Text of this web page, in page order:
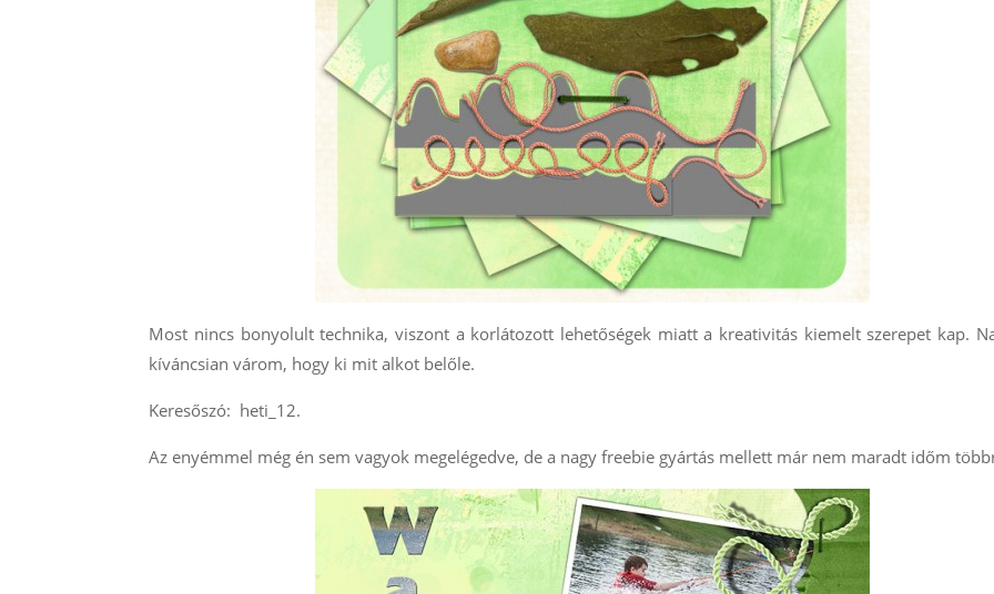
Most nincs bonyolult technika, viszont a korlátozott lehetőségek miatt a kreativitás kiemelt szerepet kap.
kíváncsian várom, hogy ki mit alkot belőle.
Keresőszó: heti_12.
Az enyémmel még én sem vagyok megelégedve, de a nagy freebie gyártás mellett már nem maradt időm